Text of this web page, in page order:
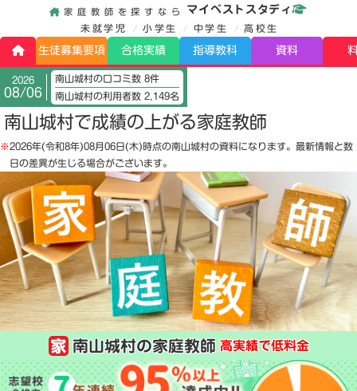
家庭教師を探すなら マイベストスタディ
未就学児 小学生 中学生 高校生
生徒募集要項 合格実績 指導教科 資料
2026
08/06
南山城村の口コミ数 8件
南山城村の利用者数 2,149名
南山城村で成績の上がる家庭教師
※2026年(令和8年)08月06日(木)時点の南山城村の資料になります。最新情報と数
日の差異が生じる場合がございます。
南山城村の家庭教師 高実績で低料金